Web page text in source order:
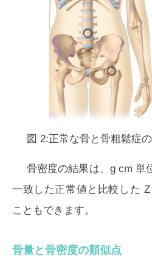
図 2:正常な骨と骨粗鬆症
骨密度の結果は、g cm 単
一致した正常値と比較した
こともできます。
骨量と骨密度の類似点